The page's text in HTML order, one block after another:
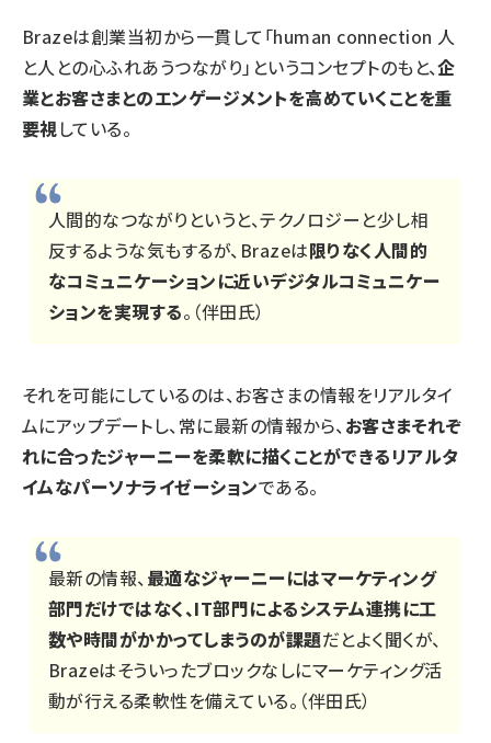
Brazeは創業当初から一貫して「human connection 人
と人との心ふれあうつながり」というコンセプトのもと、企
業とお客さまとのエンゲージメントを高めていくことを重
要視している。
人間的なつながりというと、テクノロジーと少し相
反するような気もするが、Brazeは限りなく人間的
なコミュニケーションに近いデジタルコミュニケー
ションを実現する。（伴田氏）
それを可能にしているのは、お客さまの情報をリアルタイ
ムにアップデートし、常に最新の情報から、お客さまそれぞ
れに合ったジャーニーを柔軟に描くことができるリアルタ
イムなパーソナライゼーションである。
最新の情報、最適なジャーニーにはマーケティング
部門だけではなく、IT部門によるシステム連携に工
数や時間がかかってしまうのが課題だとよく聞くが、
Brazeはそういったブロックなしにマーケティング活
動が行える柔軟性を備えている。（伴田氏）